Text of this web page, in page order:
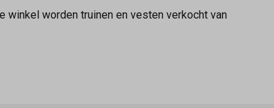
worden truinen en vesten verkocht van